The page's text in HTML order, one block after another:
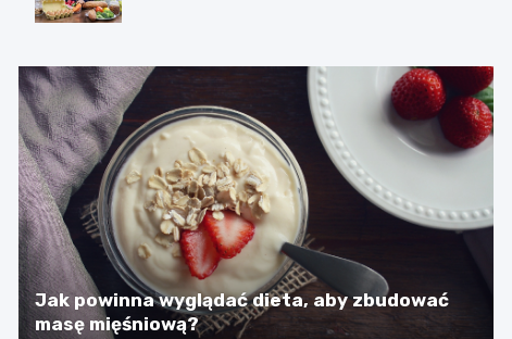
Jak powinna wyglądać dieta, aby zbudować
masę mięśniową?